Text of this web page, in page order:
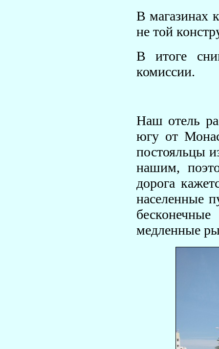
В магазинах
не той
В итоге
комиссии.
Наш отель
югу от
постояльцы
нашим,
дорога
населенные
медленные